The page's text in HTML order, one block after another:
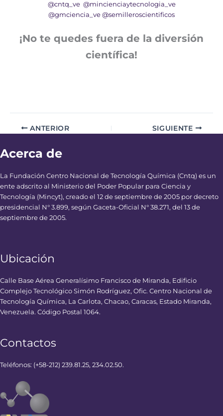
@cntq_ve @mincienciaytecnologia_ve
@gmciencia_ve @semilleroscientificos
¡No te quedes fuera de la diversión
científica!
ANTERIOR SIGUIENTE
Acerca de
La Fundación Centro Nacional de Tecnología Química (Cntq) es un
ente adscrito al Ministerio del Poder Popular para Ciencia y
Tecnología (Mincyt), creado el 12 de septiembre de 2005 por decreto
presidencial N° 3.899, según Gaceta-Oficial N° 38.271, del 13 de
septiembre de 2005.
Ubicación
Calle Base Aérea Generalísimo Francisco de Miranda, Edificio
Complejo Tecnológico Simón Rodríguez, Ofic. Centro Nacional de
Tecnología Química, La Carlota, Chacao, Caracas, Estado Miranda,
Venezuela. Código Postal 1064.
Contactos
Teléfonos: (+58-212) 239.81.25, 234.02.50.